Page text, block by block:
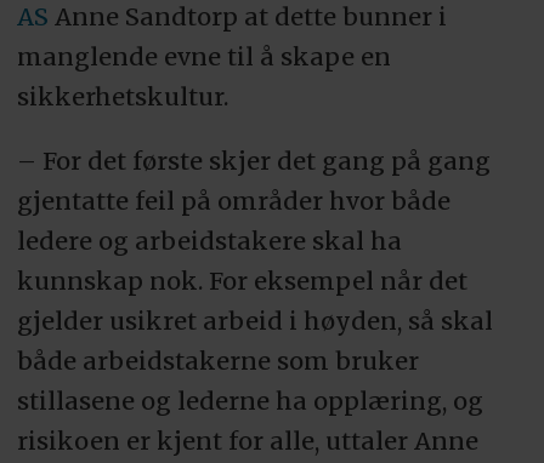
AS Anne Sandtorp at dette bunner i
manglende evne til å skape en
sikkerhetskultur.
– For det første skjer det gang på gang
gjentatte feil på områder hvor både
ledere og arbeidstakere skal ha
kunnskap nok. For eksempel når det
gjelder usikret arbeid i høyden, så skal
både arbeidstakerne som bruker
stillasene og lederne ha opplæring, og
risikoen er kjent for alle, uttaler Anne